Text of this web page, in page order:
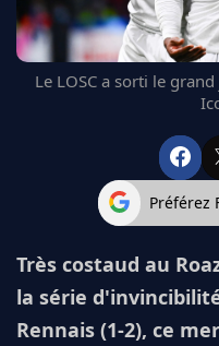
BAYERN
L'AVIS DE LA RÉDAC'
Le LOSC a sorti le
Préférez
Très costaud au
la série
Rennais (1-2), ce